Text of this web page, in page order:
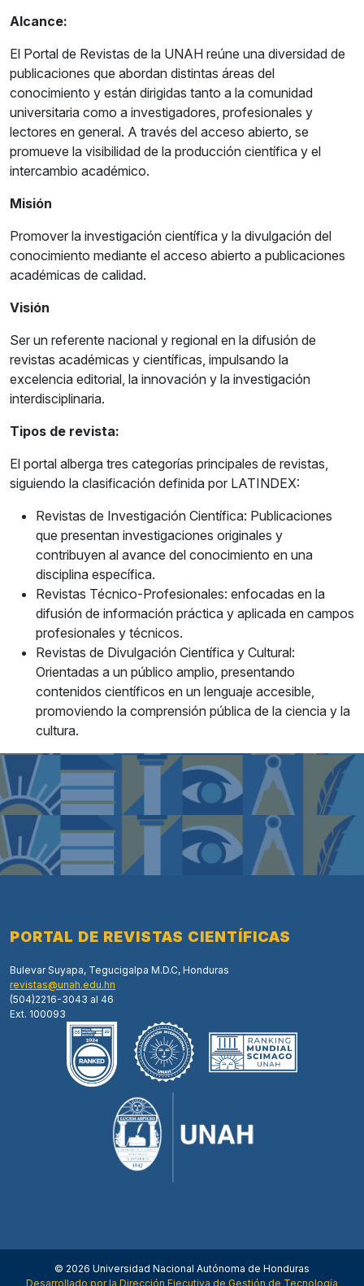
Alcance:
El Portal de Revistas de la UNAH reúne una diversidad de
publicaciones que abordan distintas áreas del
conocimiento y están dirigidas tanto a la comunidad
universitaria como a investigadores, profesionales y
lectores en general. A través del acceso abierto, se
promueve la visibilidad de la producción científica y el
intercambio académico.
Misión
Promover la investigación científica y la divulgación del
conocimiento mediante el acceso abierto a publicaciones
académicas de calidad.
Visión
Ser un referente nacional y regional en la difusión de
revistas académicas y científicas, impulsando la
excelencia editorial, la innovación y la investigación
interdisciplinaria.
Tipos de revista:
El portal alberga tres categorías principales de revistas,
siguiendo la clasificación definida por LATINDEX:
Revistas de Investigación Científica: Publicaciones
que presentan investigaciones originales y
contribuyen al avance del conocimiento en una
disciplina específica.
Revistas Técnico-Profesionales: enfocadas en la
difusión de información práctica y aplicada en campos
profesionales y técnicos.
Revistas de Divulgación Científica y Cultural:
Orientadas a un público amplio, presentando
contenidos científicos en un lenguaje accesible,
promoviendo la comprensión pública de la ciencia y la
cultura.
PORTAL DE REVISTAS CIENTÍFICAS
Bulevar Suyapa, Tegucigalpa M.D.C, Honduras
revistas@unah.edu.hn
(504)2216-3043 al 46
Ext. 100093
© 2026 Universidad Nacional Autónoma de Honduras
Desarrollado por la Dirección Ejecutiva de Gestión de Tecnología